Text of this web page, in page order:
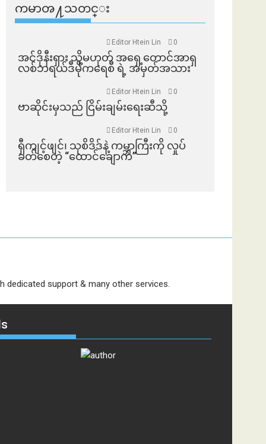
ကမာၻ႔သတင္း
Editor Htein Lin 0
အင်ဒိုနီးရှား သို့မဟုတ် အရှေ့တောင်အာရှ
လစ်ဘရယ်ဒီမိုကရေစီ ရဲ့ အမှတ်အသား
Editor Htein Lin 0
ဗာဆိုင်းမှသည် ငြိမ်းချမ်းရေးဆီသို့
Editor Htein Lin 0
ရှီကျင့်ဖျင်၊ သုစိဒိဒ်နဲ့ ကမ္ဘာကြီးကို လှုပ်
ခတ်စေတဲ့ “ထောင်ချောက်”
dedicated support & many other services.